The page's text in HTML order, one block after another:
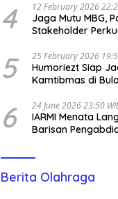
4 12 February 2026
Jaga Mutu MBG,
Stakeholder
5 25 February 2026
Humoriezt Siap
Kamtibmas di
6 24 June 2026 23:50
IARMI Menata
Barisan
Berita Olahraga